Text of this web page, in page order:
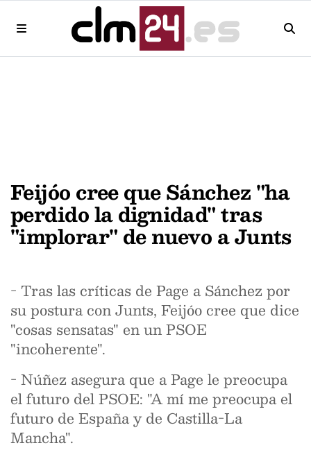
Feijóo cree que Sánchez "ha
perdido la dignidad" tras
"implorar" de nuevo a Junts
- Tras las críticas de Page a Sánchez por
su postura con Junts, Feijóo cree que dice
"cosas sensatas" en un PSOE
"incoherente".
- Núñez asegura que a Page le preocupa
el futuro del PSOE: "A mí me preocupa el
futuro de España y de Castilla-La
Mancha".